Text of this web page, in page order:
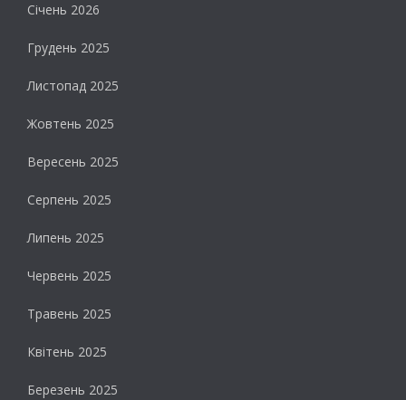
Січень 2026
Грудень 2025
Листопад 2025
Жовтень 2025
Вересень 2025
Серпень 2025
Липень 2025
Червень 2025
Травень 2025
Квітень 2025
Березень 2025